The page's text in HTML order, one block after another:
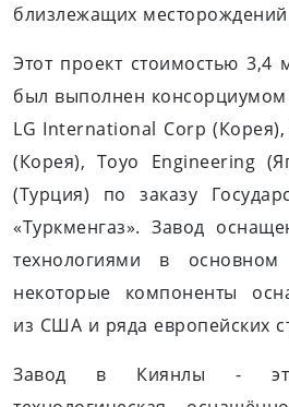
близлежащих
Этот проект стоимостью
был выполнен
LG International Corp
(Корея), Toyo Engineering
(Турция) по заказу
«Туркменгаз». Завод
технологиями в
некоторые компоненты
из США и ряда европейских
Завод в Киянлы - это